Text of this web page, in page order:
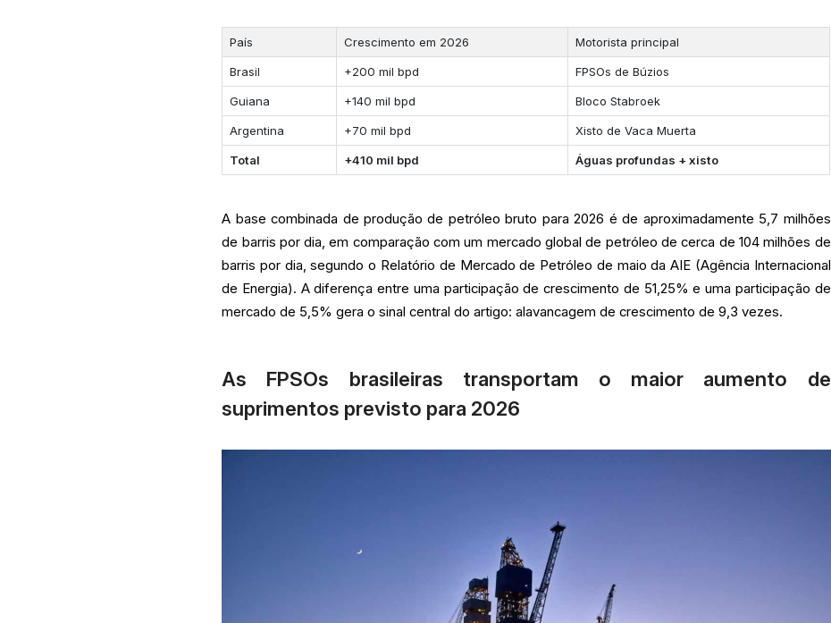
País Crescimento em 2026 Motorista principal
Brasil +200 mil bpd FPSOs de Búzios
Guiana +140 mil bpd Bloco Stabroek
Argentina +70 mil bpd Xisto de Vaca Muerta
Total +410 mil bpd Águas profundas + xisto
A base combinada de produção de petróleo bruto para 2026 é de aproximadamente 5,7 milhões
de barris por dia, em comparação com um mercado global de petróleo de cerca de 104 milhões de
barris por dia, segundo o Relatório de Mercado de Petróleo de maio da AIE (Agência Internacional
de Energia). A diferença entre uma participação de crescimento de 51,25% e uma participação de
mercado de 5,5% gera o sinal central do artigo: alavancagem de crescimento de 9,3 vezes.
As FPSOs brasileiras transportam o maior aumento de
suprimentos previsto para 2026